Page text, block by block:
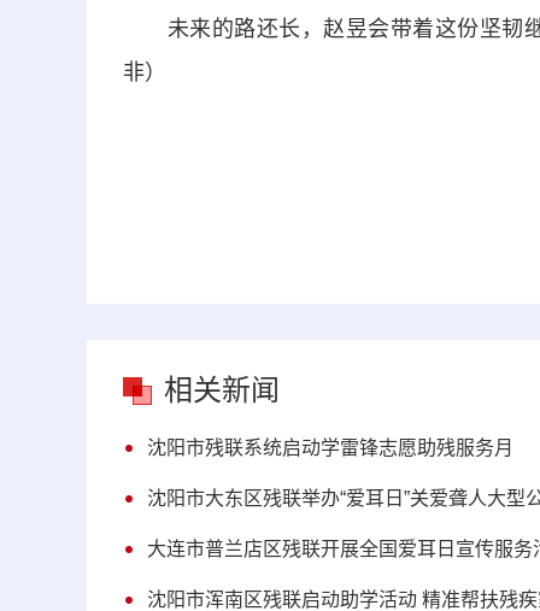
未来的路还长，赵昱会带着这份坚韧
非）
相关新闻
沈阳市残联系统启动学雷锋志愿助残服务月
沈阳市大东区残联举办“爱耳日”关爱聋人大型
大连市普兰店区残联开展全国爱耳日宣传服务
沈阳市浑南区残联启动助学活动 精准帮扶残